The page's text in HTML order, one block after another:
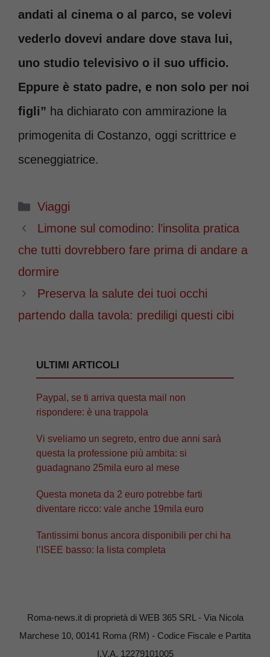
andati al cinema o al parco, se volevi
vederlo dovevi andare dove stava lui,
uno studio televisivo o il suo ufficio.
Eppure è stato padre, e non solo per noi
figli” ha dichiarato con ammirazione la
primogenita di Costanzo, oggi scrittrice e
sceneggiatrice.
Categorie
Viaggi
Limone sul comodino: l’insolita pratica
che tutti dovrebbero fare prima di andare a
dormire
Preserva la salute dei tuoi occhi
partendo dalla tavola: prediligi questi cibi
ULTIMI ARTICOLI
Paypal, se ti arriva questa mail non
rispondere: è una trappola
Vi sveliamo un segreto, entro due anni sarà
questa la professione più ambita: si
guadagnano 25mila euro al mese
Questa moneta da 2 euro potrebbe farti
diventare ricco: vale anche 19mila euro
Tantissimi bonus ancora disponibili per chi ha
l’ISEE basso: la lista completa
Roma-news.it di proprietà di WEB 365 SRL - Via Nicola
Marchese 10, 00141 Roma (RM) - Codice Fiscale e Partita
I.V.A. 12279101005